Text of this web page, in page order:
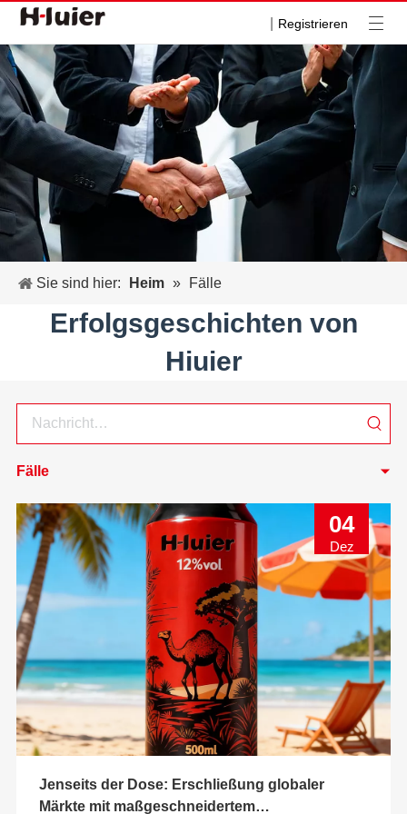
Registrieren
Sie sind hier: Heim » Fälle
Erfolgsgeschichten von
Hiuier
Fälle
04
Dez
Jenseits der Dose: Erschließung globaler
Märkte mit maßgeschneidertem